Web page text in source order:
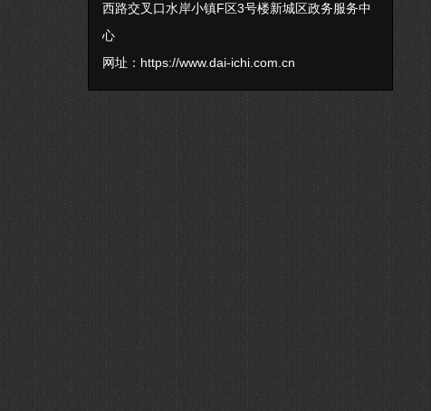
西路交叉口水岸小镇F区3号楼新城区政务服务中
心
网址： https://www.dai-ichi.com.cn